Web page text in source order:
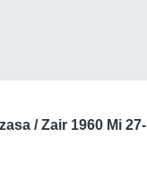
/ Zair 1960 Mi 27-